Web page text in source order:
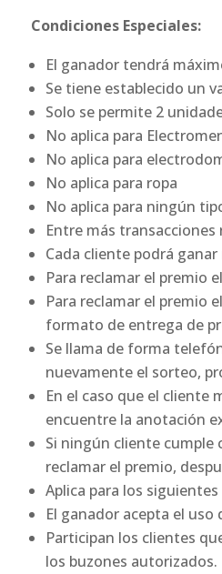
Condiciones Especiales:
El ganador tendrá
Se tiene establecido un
Solo se permite 2
No aplica para
No aplica para
No aplica para ropa
No aplica para ningún
Entre más
Cada cliente podrá
Para reclamar el premio
Para reclamar el premio
formato de entrega de
Se llama de forma
nuevamente el sorteo,
En el caso que el cliente
encuentre la anotación
Si ningún cliente cumple
reclamar el premio,
Aplica para los
El ganador acepta el
Participan los clientes
los buzones autorizados.